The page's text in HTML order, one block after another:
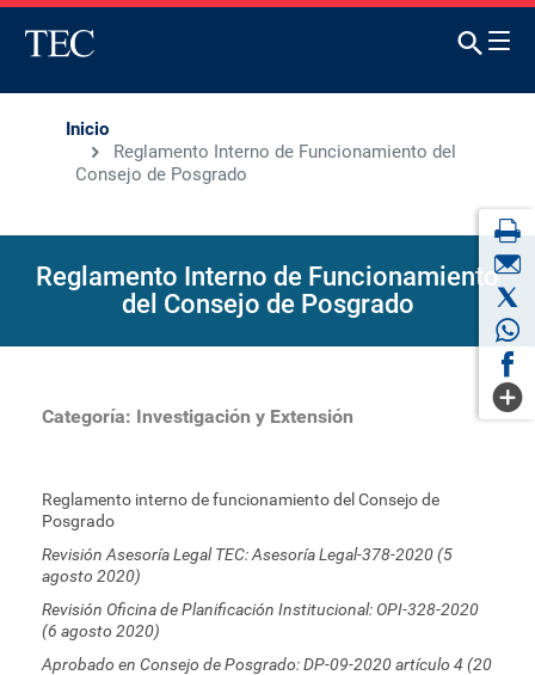
Inicio
Reglamento Interno de Funcionamiento del
Consejo de Posgrado
Reglamento Interno de Funcionamiento
del Consejo de Posgrado
Categoría: Investigación y Extensión
Reglamento interno de funcionamiento del Consejo de
Posgrado
Revisión Asesoría Legal TEC: Asesoría Legal-378-2020 (5
agosto 2020)
Revisión Oficina de Planificación Institucional: OPI-328-2020
(6 agosto 2020)
Aprobado en Consejo de Posgrado: DP-09-2020 artículo 4 (20